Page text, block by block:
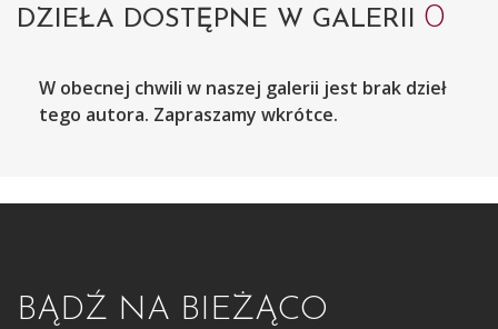
DZIEŁA DOSTĘPNE W GALERII 0
W obecnej chwili w naszej galerii jest brak dzieł
tego autora. Zapraszamy wkrótce.
BĄDŹ NA BIEŻĄCO